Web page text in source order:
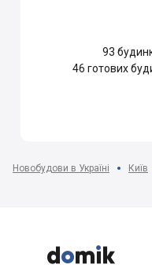
93
46 готових
Новобудови в Україні Київ


